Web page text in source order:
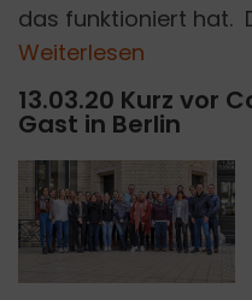
das funktioniert hat.
Weiterlesen
13.03.20 Kurz vor
Gast in Berlin